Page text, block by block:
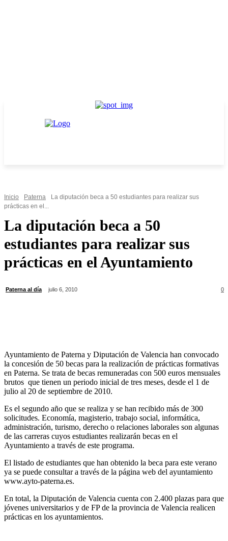
Inicio Paterna
La diputación beca a 50 estudiantes para realizar sus
prácticas en el...
La diputación beca a 50
estudiantes para realizar sus
prácticas en el Ayuntamiento
Paterna al día julio 6, 2010 0
Ayuntamiento de Paterna y Diputación de Valencia han convocado
la concesión de 50 becas para la realización de prácticas formativas
en Paterna. Se trata de becas remuneradas con 500 euros mensuales
brutos que tienen un periodo inicial de tres meses, desde el 1 de
julio al 20 de septiembre de 2010.
Es el segundo año que se realiza y se han recibido más de 300
solicitudes. Economía, magisterio, trabajo social, informática,
administración, turismo, derecho o relaciones laborales son algunas
de las carreras cuyos estudiantes realizarán becas en el
Ayuntamiento a través de este programa.
El listado de estudiantes que han obtenido la beca para este verano
ya se puede consultar a través de la página web del ayuntamiento
www.ayto-paterna.es.
En total, la Diputación de Valencia cuenta con 2.400 plazas para que
jóvenes universitarios y de FP de la provincia de Valencia realicen
prácticas en los ayuntamientos.